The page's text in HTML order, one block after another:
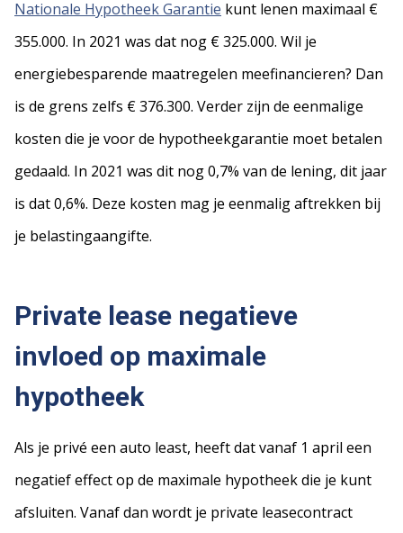
Nationale Hypotheek Garantie kunt lenen maximaal €
355.000. In 2021 was dat nog € 325.000. Wil je
energiebesparende maatregelen meefinancieren? Dan
is de grens zelfs € 376.300. Verder zijn de eenmalige
kosten die je voor de hypotheekgarantie moet betalen
gedaald. In 2021 was dit nog 0,7% van de lening, dit jaar
is dat 0,6%. Deze kosten mag je eenmalig aftrekken bij
je belastingaangifte.
Private lease negatieve
invloed op maximale
hypotheek
Als je privé een auto least, heeft dat vanaf 1 april een
negatief effect op de maximale hypotheek die je kunt
afsluiten. Vanaf dan wordt je private leasecontract